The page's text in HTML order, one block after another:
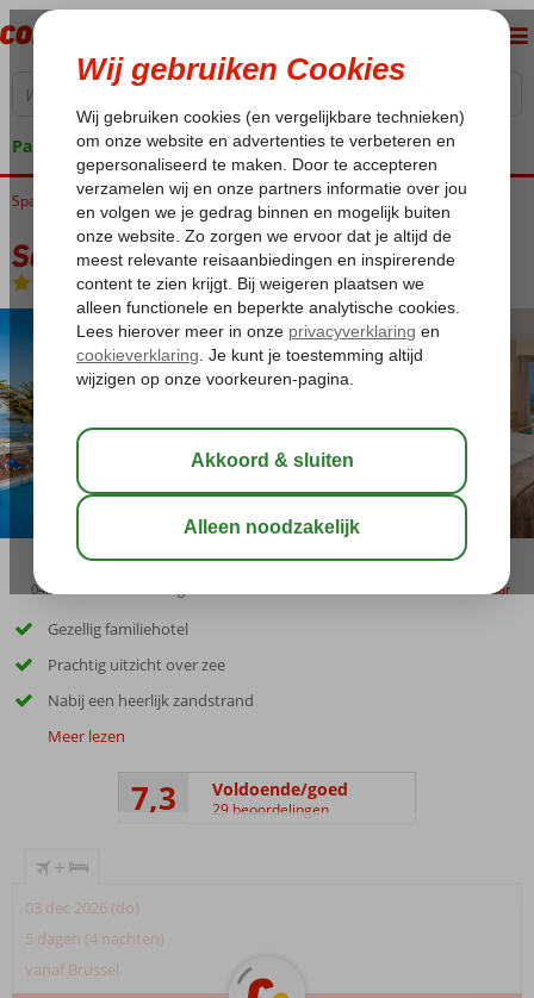
Pakketgarantie
Home
Spanje Canarische Eilanden Tenerife Playa de las Americas Sol Tenerife
Sol Tenerife
Logies en ontbijt-Hotel
04:20 bewaar
Gezellig familiehotel
Prachtig uitzicht over zee
Nabij een heerlijk zandstrand
Meer lezen
7,3 Voldoende/goed
29 beoordelingen
+
03 dec 2026 (do)
5 dagen (4 nachten)
vanaf Brussel